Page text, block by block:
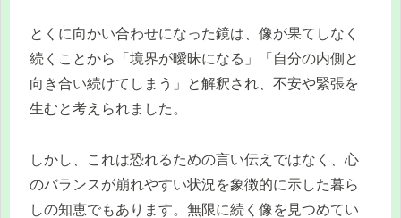
とくに向かい合わせになった鏡は、像が果てしなく
続くことから「境界が曖昧になる」「自分の内側と
向き合い続けてしまう」と解釈され、不安や緊張を
生むと考えられました。
しかし、これは恐れるための言い伝えではなく、心
のバランスが崩れやすい状況を象徴的に示した暮ら
しの知恵でもあります。無限に続く像を見つめてい